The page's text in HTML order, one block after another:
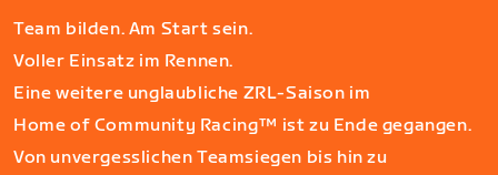
Team bilden. Am Start sein.
Voller Einsatz im Rennen.
Eine weitere unglaubliche ZRL-Saison im
Home of Community Racing™ ist zu Ende gegangen.
Von unvergesslichen Teamsiegen bis hin zu